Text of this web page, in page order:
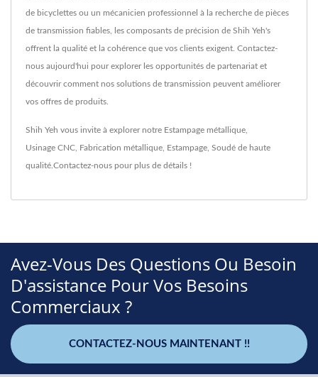
de bicyclettes ou un mécanicien professionnel à la recherche de pièces
de transmission fiables, les composants de précision de Shih Yeh's
offrent la qualité et la cohérence que vos clients exigent. Contactez-
nous aujourd'hui pour explorer les opportunités de partenariat et
découvrir comment nos solutions de transmission peuvent améliorer
vos offres de produits.
Shih Yeh vous invite à explorer notre Estampage métallique
Usinage CNC Fabrication métallique Estampage Soudé de haute
qualité. Contactez-nous pour plus de détails !
Avez-Vous Des Questions Ou Besoin
D'assistance Pour Vos Besoins
Commerciaux ?
CONTACTEZ-NOUS MAINTENANT !!